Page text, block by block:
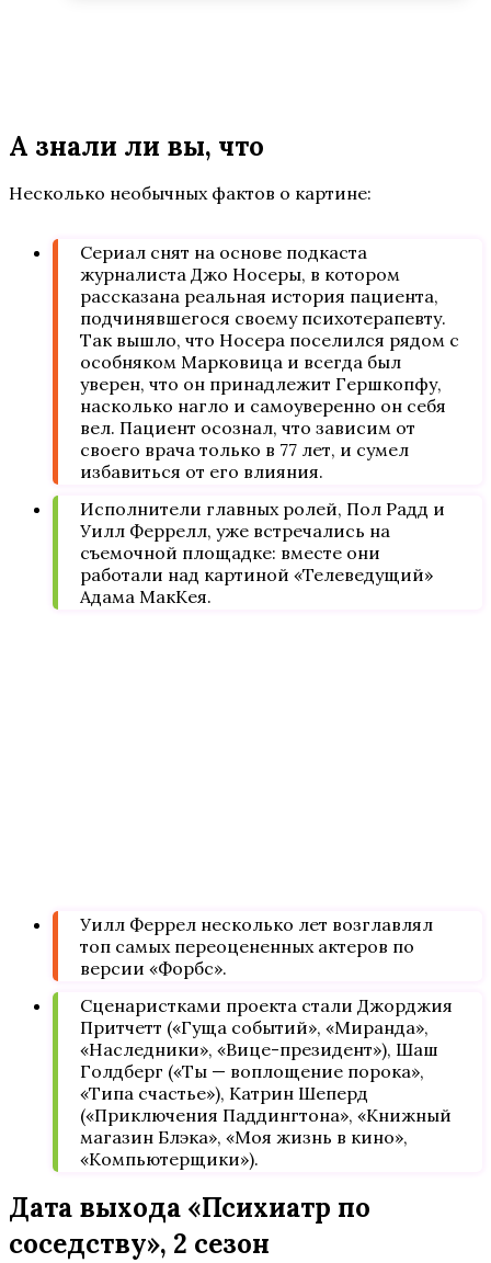
А знали ли вы, что
Несколько необычных фактов о картине:
Сериал снят на основе подкаста
журналиста Джо Носеры, в котором
рассказана реальная история пациента,
подчинявшегося своему психотерапевту.
Так вышло, что Носера поселился рядом с
особняком Марковица и всегда был
уверен, что он принадлежит Гершкопфу,
насколько нагло и самоуверенно он себя
вел. Пациент осознал, что зависим от
своего врача только в 77 лет, и сумел
избавиться от его влияния.
Исполнители главных ролей, Пол Радд и
Уилл Феррелл, уже встречались на
съемочной площадке: вместе они
работали над картиной «Телеведущий»
Адама МакКея.
Уилл Феррел несколько лет возглавлял
топ самых переоцененных актеров по
версии «Форбс».
Сценаристками проекта стали Джорджия
Притчетт («Гуща событий», «Миранда»,
«Наследники», «Вице-президент»), Шаш
Голдберг («Ты — воплощение порока»,
«Типа счастье»), Катрин Шеперд
(«Приключения Паддингтона», «Книжный
магазин Блэка», «Моя жизнь в кино»,
«Компьютерщики»).
Дата выхода «Психиатр по
соседству», 2 сезон